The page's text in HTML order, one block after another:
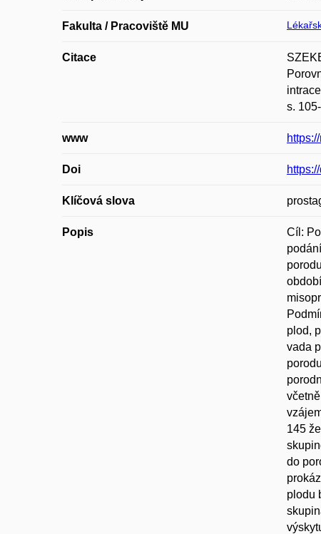
Fakulta / Pracoviště MU
Citace
s.
www
Doi
Klíčová slova
Popis
Cíl:
plod,
vada
145
do
plodu